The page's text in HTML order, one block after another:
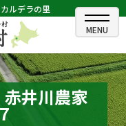
ルデラの里
井川農家